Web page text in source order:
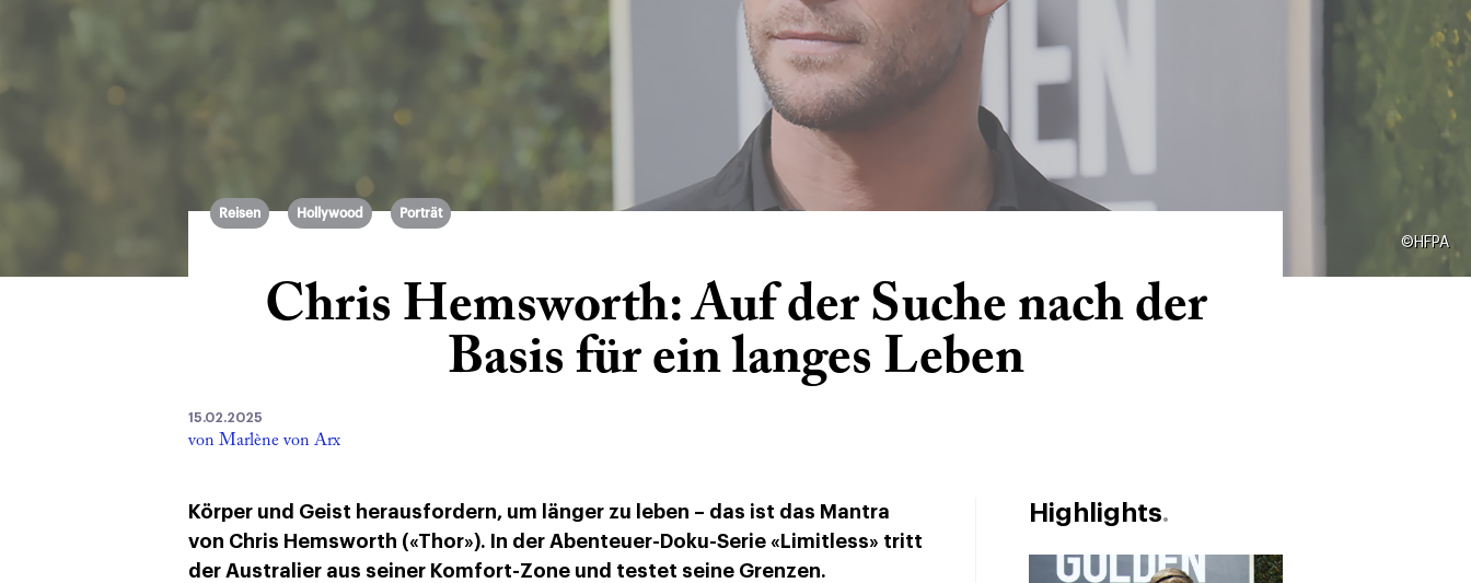
©HFPA
Reisen Hollywood Porträt
Chris Hemsworth: Auf der Suche nach der
Basis für ein langes Leben
15.02.2025
von Marlène von Arx
Körper und Geist herausfordern, um länger zu leben – das ist das Mantra
von Chris Hemsworth («Thor»).
In der Abenteuer-Doku-Serie «Limitless» tritt
der Australier aus seiner Komfort-Zone und testet seine Grenzen.
Highlights